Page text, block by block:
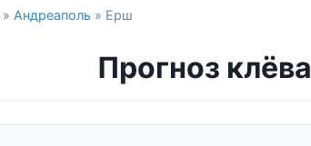
» Андреаполь » Ерш
Прогноз